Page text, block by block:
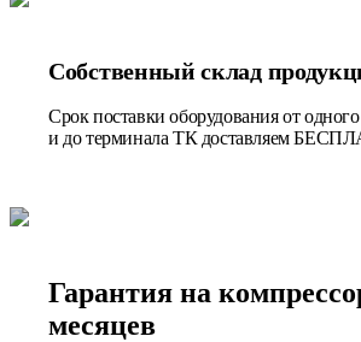
Собственный склад
Срок поставки оборудования от
и до терминала ТК доставляем
Гарантия на
месяцев